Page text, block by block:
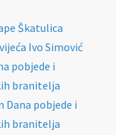
Škatulica
Ivo Simović
pobjede i
branitelja
Dana pobjede i
branitelja